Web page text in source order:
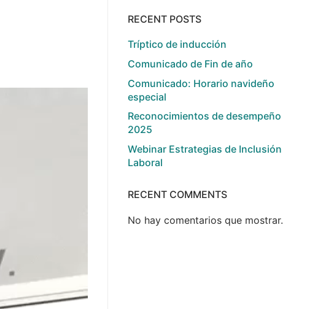
RECENT POSTS
Tríptico de inducción
Comunicado de Fin de año
Comunicado: Horario navideño
especial
Reconocimientos de desempeño
2025
Webinar Estrategias de Inclusión
Laboral
RECENT COMMENTS
No hay comentarios que mostrar.